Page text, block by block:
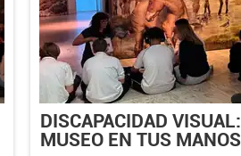
DISCAPACIDAD VISUAL:
MUSEO EN TUS MANOS